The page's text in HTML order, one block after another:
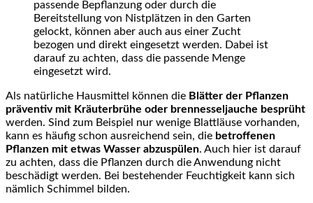
passende Bepflanzung oder durch die
Bereitstellung von Nistplätzen in den Garten
gelockt, können aber auch aus einer Zucht
bezogen und direkt eingesetzt werden. Dabei ist
darauf zu achten, dass die passende Menge
eingesetzt wird.
Als natürliche Hausmittel können die Blätter der Pflanzen
präventiv mit Kräuterbrühe oder brennesseljauche besprüht
werden. Sind zum Beispiel nur wenige Blattläuse vorhanden,
kann es häufig schon ausreichend sein, die betroffenen
Pflanzen mit etwas Wasser abzuspülen. Auch hier ist darauf
zu achten, dass die Pflanzen durch die Anwendung nicht
beschädigt werden. Bei bestehender Feuchtigkeit kann sich
nämlich Schimmel bilden.